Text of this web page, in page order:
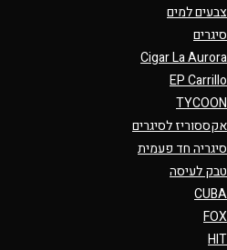
צבעים למים
סיגרים
Cigar La Aurora
EP Carrillo
TYCOON
אקססוריז לסיגרים
סיגריה חד פעמית
טבק לעיסה
CUBA
FOX
HIT